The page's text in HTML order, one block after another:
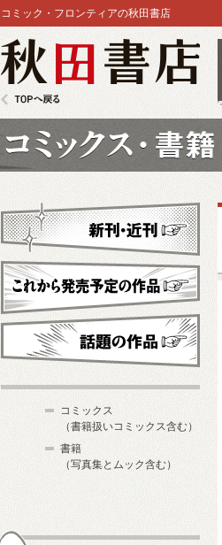
コミック・フロンティアの秋田書店
新刊・近刊
これから発売予定
コミックス
（書籍扱いコミックス含む）
書籍
（写真集とムック含む）